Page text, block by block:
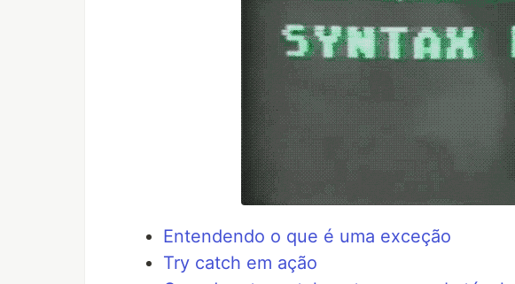
Entendendo o que é uma exceção
Try catch em ação